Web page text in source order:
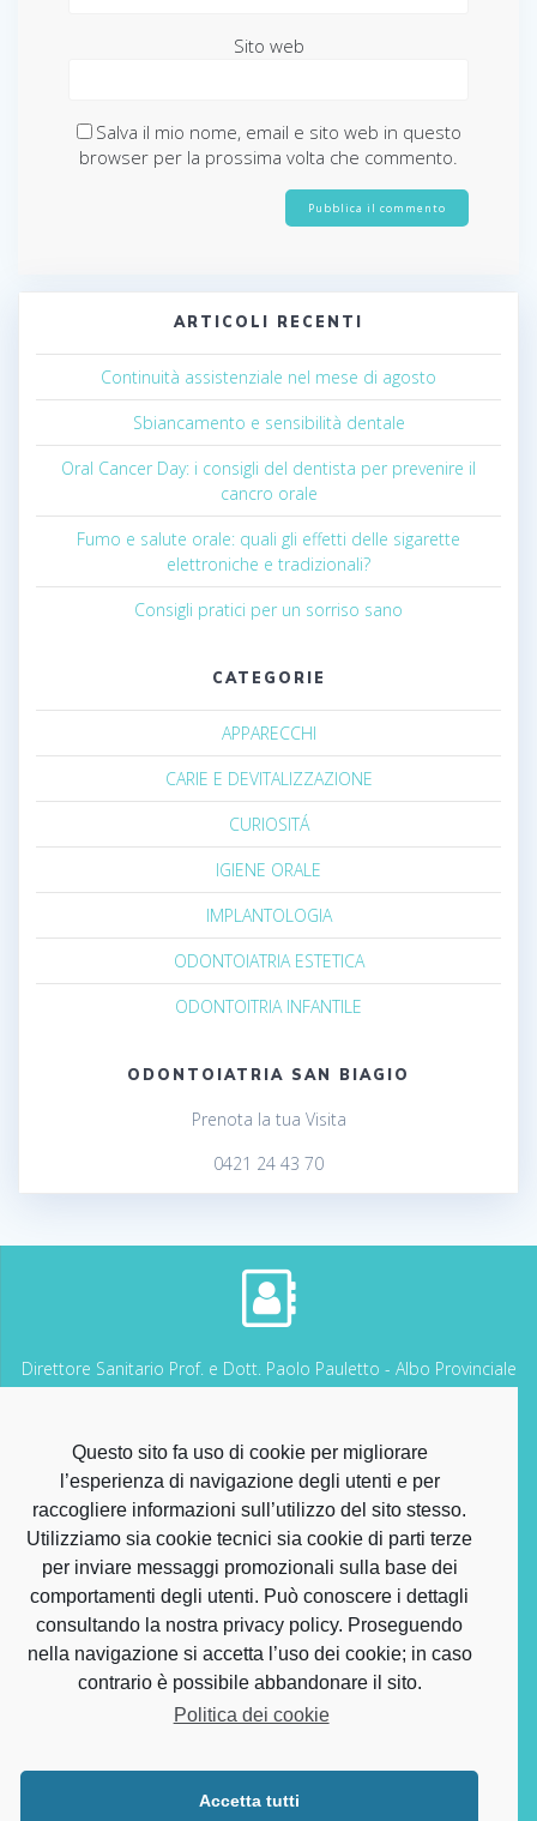
Questo sito fa uso di cookie per migliorare
l’esperienza di navigazione degli utenti e per
raccogliere informazioni sull’utilizzo del sito stesso.
Utilizziamo sia cookie tecnici sia cookie di parti terze
per inviare messaggi promozionali sulla base dei
comportamenti degli utenti. Può conoscere i dettagli
consultando la nostra privacy policy. Proseguendo
nella navigazione si accetta l’uso dei cookie; in caso
contrario è possibile abbandonare il sito.
Politica dei cookie
Accetta tutti
Sito web
Salva il mio nome, email e sito web in questo
browser per la prossima volta che commento.
ARTICOLI RECENTI
Continuità assistenziale nel mese di agosto
Sbiancamento e sensibilità dentale
Oral Cancer Day: i consigli del dentista per prevenire il
cancro orale
Fumo e salute orale: quali gli effetti delle sigarette
elettroniche e tradizionali?
Consigli pratici per un sorriso sano
CATEGORIE
APPARECCHI
CARIE E DEVITALIZZAZIONE
CURIOSITÁ
IGIENE ORALE
IMPLANTOLOGIA
ODONTOIATRIA ESTETICA
ODONTOITRIA INFANTILE
ODONTOIATRIA SAN BIAGIO
Prenota la tua Visita
0421 24 43 70
Direttore Sanitario Prof. e Dott. Paolo Pauletto - Albo Provinciale
dei Medici Chirurghi di VENEZIA n. 7339
Direttore Sanitario per i Servizi Odontoiatrici Dott. Alessandro
Barbuni – Iscr. Albo Provinciale degli Odontoiatri di Venezia n.
1239 Autorizzazione sanitaria Comune di Fossalta di
Portogruaro (VE) n. 3515 del 11.04.2024 - Polizza Assicurativa
Reale Mutua n. 2021/10/3362161
Odontoiatria San Biagio - Piazza San Biagio – Fossalta di